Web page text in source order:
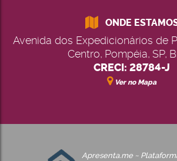
ONDE
Avenida dos Expedicionários de
Centro, Pompéia, SP,
CRECI: 28784-J
Ver no Mapa
Apresenta.me ~